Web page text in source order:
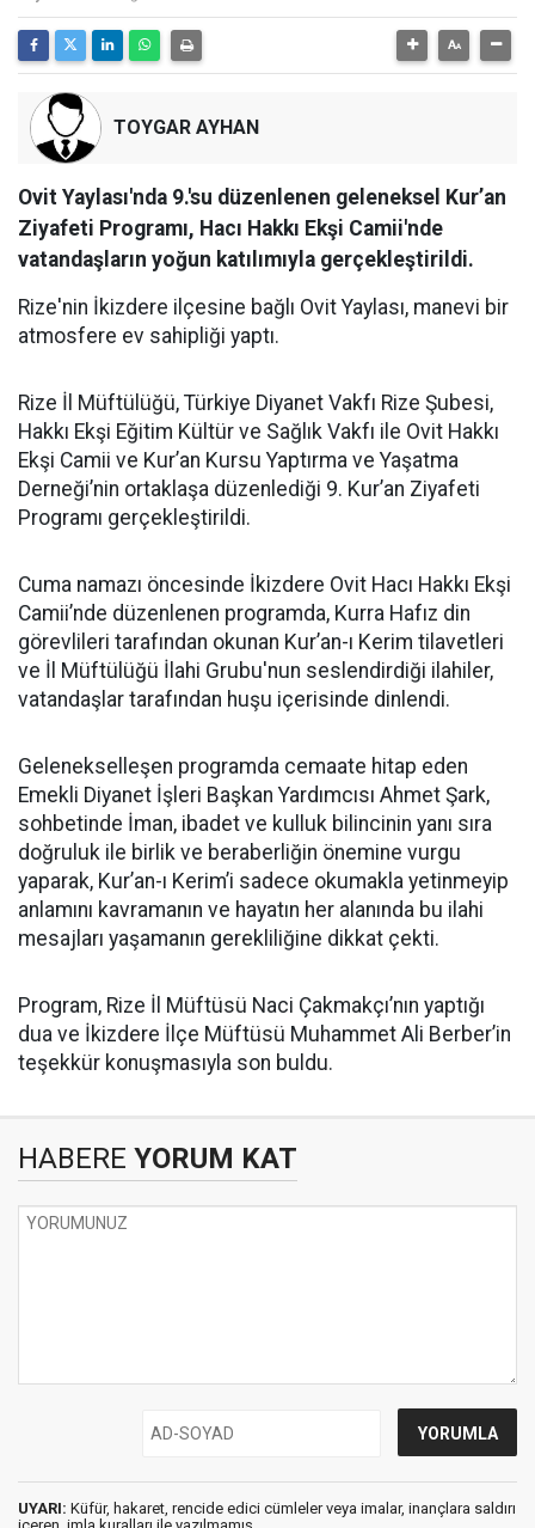
TOYGAR AYHAN
Ovit Yaylası'nda 9.'su düzenlenen geleneksel Kur’an
Ziyafeti Programı, Hacı Hakkı Ekşi Camii'nde
vatandaşların yoğun katılımıyla gerçekleştirildi.
Rize'nin İkizdere ilçesine bağlı Ovit Yaylası, manevi bir
atmosfere ev sahipliği yaptı.
Rize İl Müftülüğü, Türkiye Diyanet Vakfı Rize Şubesi,
Hakkı Ekşi Eğitim Kültür ve Sağlık Vakfı ile Ovit Hakkı
Ekşi Camii ve Kur’an Kursu Yaptırma ve Yaşatma
Derneği’nin ortaklaşa düzenlediği 9. Kur’an Ziyafeti
Programı gerçekleştirildi.
Cuma namazı öncesinde İkizdere Ovit Hacı Hakkı Ekşi
Camii’nde düzenlenen programda, Kurra Hafız din
görevlileri tarafından okunan Kur’an-ı Kerim tilavetleri
ve İl Müftülüğü İlahi Grubu'nun seslendirdiği ilahiler,
vatandaşlar tarafından huşu içerisinde dinlendi.
Gelenekselleşen programda cemaate hitap eden
Emekli Diyanet İşleri Başkan Yardımcısı Ahmet Şark,
sohbetinde İman, ibadet ve kulluk bilincinin yanı sıra
doğruluk ile birlik ve beraberliğin önemine vurgu
yaparak, Kur’an-ı Kerim’i sadece okumakla yetinmeyip
anlamını kavramanın ve hayatın her alanında bu ilahi
mesajları yaşamanın gerekliliğine dikkat çekti.
Program, Rize İl Müftüsü Naci Çakmakçı’nın yaptığı
dua ve İkizdere İlçe Müftüsü Muhammet Ali Berber’in
teşekkür konuşmasıyla son buldu.
HABERE YORUM KAT
UYARI: Küfür, hakaret, rencide edici cümleler veya imalar, inançlara saldırı